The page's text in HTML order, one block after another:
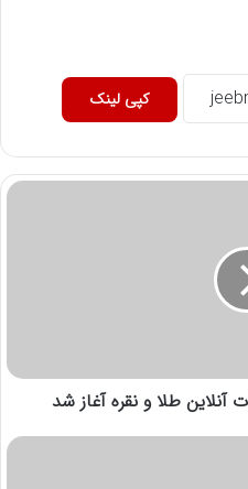
کپی لینک
طلا و نقره آغاز شد